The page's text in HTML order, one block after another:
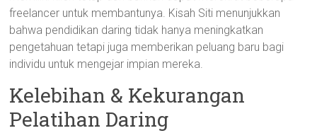
freelancer untuk membantunya. Kisah Siti menunjukkan
bahwa pendidikan daring tidak hanya meningkatkan
pengetahuan tetapi juga memberikan peluang baru bagi
individu untuk mengejar impian mereka.
Kelebihan & Kekurangan
Pelatihan Daring